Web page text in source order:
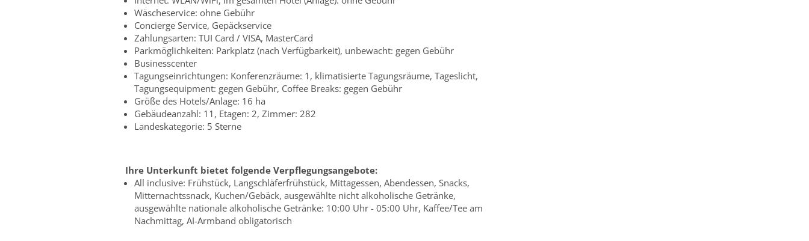
Wäscheservice: ohne Gebühr
Concierge Service, Gepäckservice
Zahlungsarten: TUI Card / VISA, MasterCard
Parkmöglichkeiten: Parkplatz (nach Verfügbarkeit), unbewacht: gegen Gebühr
Businesscenter
Tagungseinrichtungen: Konferenzräume: 1, klimatisierte Tagungsräume, Tageslicht,
Tagungsequipment: gegen Gebühr, Coffee Breaks: gegen Gebühr
Größe des Hotels/Anlage: 16 ha
Gebäudeanzahl: 11, Etagen: 2, Zimmer: 282
Landeskategorie: 5 Sterne
Ihre Unterkunft bietet folgende Verpflegungsangebote:
All inclusive: Frühstück, Langschläferfrühstück, Mittagessen, Abendessen, Snacks,
Mitternachtssnack, Kuchen/Gebäck, ausgewählte nicht alkoholische Getränke,
ausgewählte nationale alkoholische Getränke: 10:00 Uhr - 05:00 Uhr, Kaffee/Tee am
Nachmittag, AI-Armband obligatorisch